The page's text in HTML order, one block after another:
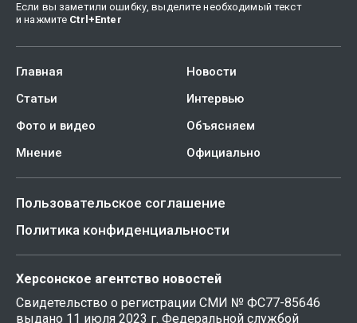
Если вы заметили ошибку, выделите необходимый текст
и нажмите Ctrl +Enter
Главная
Новости
Статьи
Интервью
Фото и видео
Объясняем
Мнение
Официально
Пользовательское соглашение
Политика конфиденциальности
Херсонское агентство новостей
Свидетельство о регистрации СМИ № ФС77-85646
выдано 11 июля 2023 г. Федеральной службой